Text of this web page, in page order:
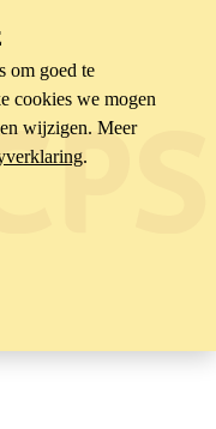
om goed te
cookies we mogen
wijzigen. Meer
.